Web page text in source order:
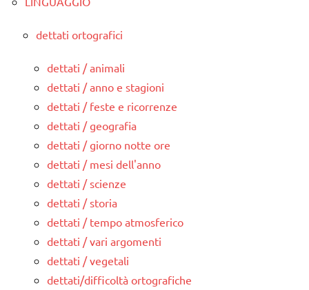
dettati ortografici
dettati / animali
dettati / anno e stagioni
dettati / feste e ricorrenze
dettati / geografia
dettati / giorno notte ore
dettati / mesi dell'anno
dettati / scienze
dettati / storia
dettati / tempo atmosferico
dettati / vari argomenti
dettati / vegetali
dettati/difficoltà ortografiche